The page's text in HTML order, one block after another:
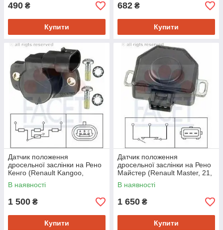
490 ₴
Купити
682 ₴
Купити
Датчик положення
дросельної заслінки на Рено
Кенго (Renault Kangoo,
Twingo, Clio) Facet 105001
В наявності
1 500 ₴
Купити
Датчик положення
дросельної заслінки на Рено
Майстер (Renault Master, 21,
25, 19) Facet 105079
В наявності
1 650 ₴
Купити